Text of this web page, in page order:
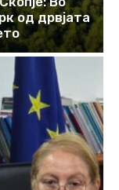
од дрвјата